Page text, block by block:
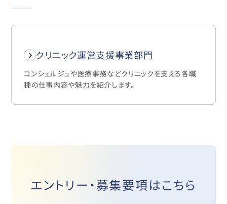
クリニック運営支援事業部門
コンシェルジュや医療事務などクリニックを支える各職
種の仕事内容や魅力を紹介します。
エントリー・募集要項はこちら